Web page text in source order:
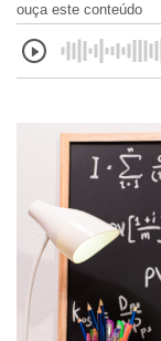
ouça este conteúdo